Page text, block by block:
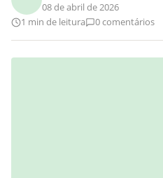
08 de abril de 2026
1 min de leitura
0 comentários